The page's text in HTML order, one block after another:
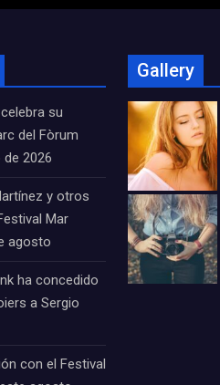
su
del Fòrum
2026
y otros
Mar
agosto
ha concedido
a Sergio
con el Festival
Gallery